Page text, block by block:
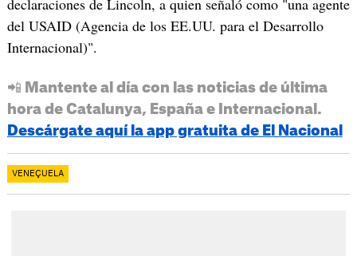
del USAID (Agencia de los EE.UU. para el Desarrollo
Internacional)".
📲 Mantente al día con las noticias de última
hora de Catalunya, España e Internacional.
Descárgate aquí la app gratuita de El Nacional
VENEÇUELA